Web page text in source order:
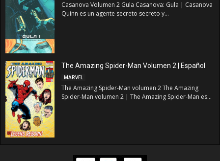
Casanova Volumen 2 Gula Casanova: Gula | Casanova
Quinn es un agente secreto secreto y...
The Amazing Spider-Man Volumen 2 | Español
MARVEL
The Amazing Spider-Man volumen 2 The Amazing
Spider-Man volumen 2 | The Amazing Spider-Man es...